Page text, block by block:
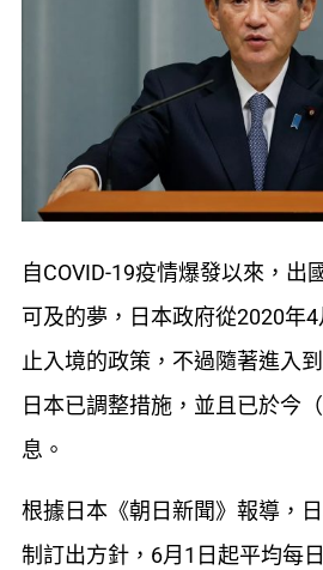
自COVID-19疫情爆發以來，出
可及的夢，日本政府從2020年
止入境的政策，不過隨著進入
日本已調整措施，並且已於今
息。
根據日本《朝日新聞》報導，
制訂出方針，6月1日起平均每